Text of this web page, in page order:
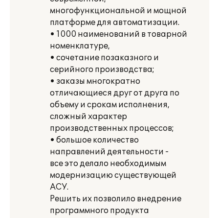
многофункциональной и мощной
платформе для автоматизации.
• 1000 наименований в товарной
номенклатуре,
• сочетание позаказного и
серийного производства;
• заказы многократно
отличающиеся друг от друга по
объему и срокам исполнения,
сложный характер
производственных процессов;
• большое количество
направлений деятельности -
все это делало необходимым
модернизацию существующей
АСУ.
Решить их позволило внедрение
программного продукта